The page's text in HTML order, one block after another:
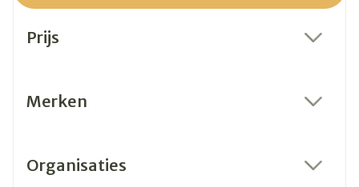
Prijs
Merken
Organisaties